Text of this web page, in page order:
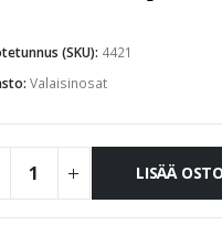
(SKU): 4421
Valaisinosat
LISÄÄ